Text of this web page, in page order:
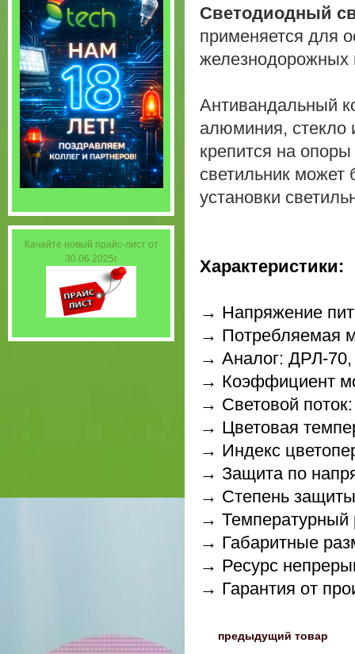
Светодиодный
применяется для
железнодорожных
Антивандальный
алюминия, стекло
крепится на
светильник может
установки
Характеристики:
→ Напряжение
→ Потребляемая
→ Аналог: ДРЛ-
→ Коэффициент
→ Световой
→ Цветовая
→ Индекс
→ Защита по
→ Степень
→ Температурный
→ Габаритные
→ Ресурс
→ Гарантия от
предыдущий товар
Качайте новый прайс-лист от
30.06.2025г